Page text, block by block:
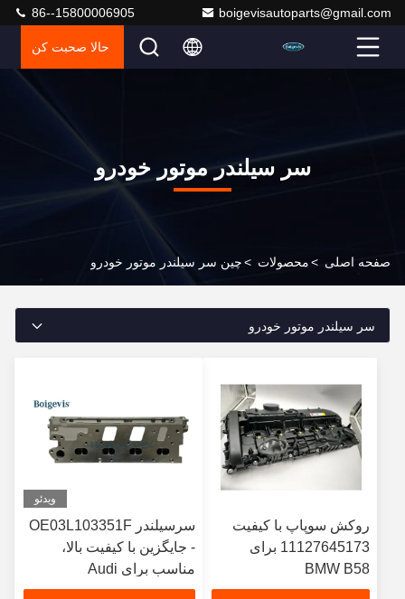
boigevisautoparts@gmail.com
86--15800006905
حالا صحبت کن
سر سیلندر موتور خودرو
صفحه اصلی >محصولات >چین سر سیلندر موتور خودرو
سر سیلندر موتور خودرو
روکش سوپاپ با کیفیت
11127645173 برای
BMW B58
ویدئو
سرسیلندر OE03L103351F
- جایگزین با کیفیت بالا،
مناسب برای Audi
A3/A5/A6/Q5/TT و VW